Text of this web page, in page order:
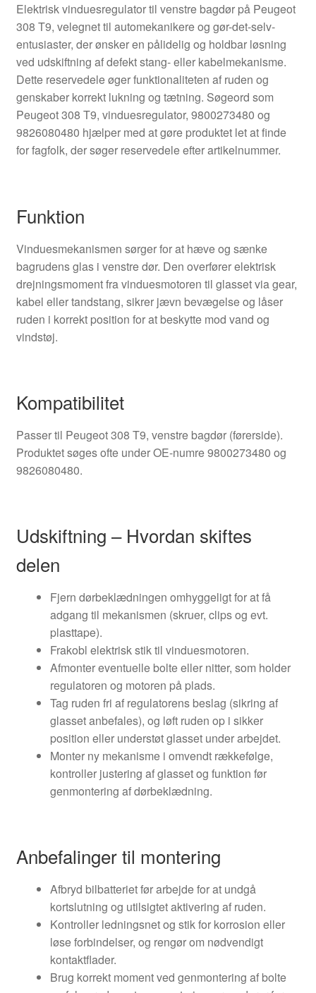
Elektrisk vinduesregulator til venstre bagdør på Peugeot
308 T9, velegnet til automekanikere og gør-det-selv-
entusiaster, der ønsker en pålidelig og holdbar løsning
ved udskiftning af defekt stang- eller kabelmekanisme.
Dette reservedele øger funktionaliteten af ruden og
genskaber korrekt lukning og tætning. Søgeord som
Peugeot 308 T9, vinduesregulator, 9800273480 og
9826080480 hjælper med at gøre produktet let at finde
for fagfolk, der søger reservedele efter artikelnummer.
Funktion
Vinduesmekanismen sørger for at hæve og sænke
bagrudens glas i venstre dør. Den overfører elektrisk
drejningsmoment fra vinduesmotoren til glasset via gear,
kabel eller tandstang, sikrer jævn bevægelse og låser
ruden i korrekt position for at beskytte mod vand og
vindstøj.
Kompatibilitet
Passer til Peugeot 308 T9, venstre bagdør (førerside).
Produktet søges ofte under OE-numre 9800273480 og
9826080480.
Udskiftning – Hvordan skiftes
delen
Fjern dørbeklædningen omhyggeligt for at få
adgang til mekanismen (skruer, clips og evt.
plasttape).
Frakobl elektrisk stik til vinduesmotoren.
Afmonter eventuelle bolte eller nitter, som holder
regulatoren og motoren på plads.
Tag ruden fri af regulatorens beslag (sikring af
glasset anbefales), og løft ruden op i sikker
position eller understøt glasset under arbejdet.
Monter ny mekanisme i omvendt rækkefølge,
kontroller justering af glasset og funktion før
genmontering af dørbeklædning.
Anbefalinger til montering
Afbryd bilbatteriet før arbejde for at undgå
kortslutning og utilsigtet aktivering af ruden.
Kontroller ledningsnet og stik for korrosion eller
løse forbindelser, og rengør om nødvendigt
kontaktflader.
Brug korrekt moment ved genmontering af bolte